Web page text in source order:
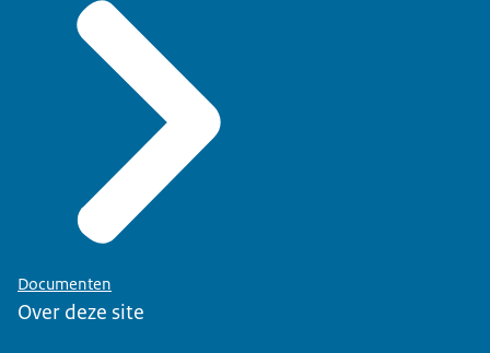
Documenten
Over deze site